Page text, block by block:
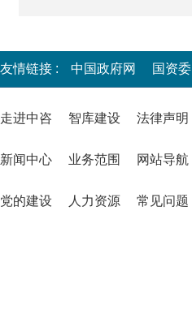
友情链接 : 中国政府网 国资委
走进中咨 智库建设 法律声明
新闻中心 业务范围 网站导航
党的建设 人力资源 常见问题